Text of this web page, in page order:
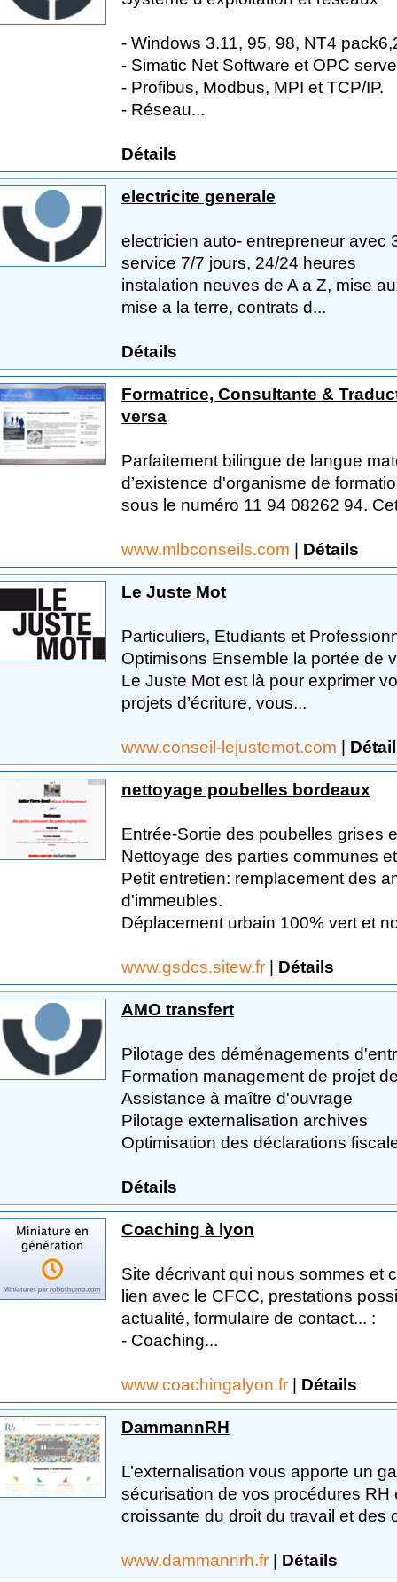
- Windows 3.11, 95, 98, NT4
- Simatic Net Software et OPC
- Profibus, Modbus, MPI et TCP/IP.
- Réseau...
Détails
electricite generale
electricien auto- entrepreneur avec
service 7/7 jours, 24/24 heures
instalation neuves de A a Z, mise
mise a la terre, contrats d...
Détails
Formatrice, Consultante &
versa
Parfaitement bilingue de langue
d’existence d'organisme de
sous le numéro 11 94 08262 94.
www.mlbconseils.com | Détails
Le Juste Mot
Particuliers, Etudiants et
Optimisons Ensemble la portée de
Le Juste Mot est là pour exprimer
projets d’écriture, vous...
www.conseil-lejustemot.com |
nettoyage poubelles bordeaux
Entrée-Sortie des poubelles grises
Nettoyage des parties communes
Petit entretien: remplacement des
d'immeubles.
Déplacement urbain 100% vert et
www.gsdcs.sitew.fr | Détails
AMO transfert
Pilotage des déménagements
Formation management de projet
Assistance à maître d'ouvrage
Pilotage externalisation archives
Optimisation des déclarations
Détails
Coaching à lyon
Site décrivant qui nous sommes et
lien avec le CFCC, prestations
actualité, formulaire de contact... :
- Coaching...
www.coachingalyon.fr | Détails
DammannRH
L’externalisation vous apporte un
sécurisation de vos procédures
croissante du droit du travail et des
www.dammannrh.fr | Détails